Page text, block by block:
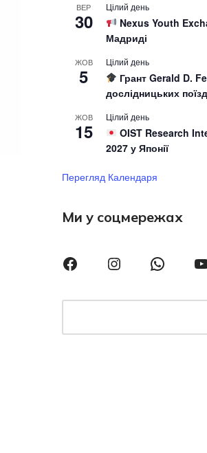
ВЕР
30
Цілий день
Nexus Youth
Мадриді
ЖОВ
5
Цілий день
Грант Gerald D.
дослідницьких
ЖОВ
15
Цілий день
OIST Research
2027 у Японії
Перегляд Календаря
Ми у соцмережах